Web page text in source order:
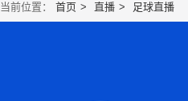
当前位置： 首页 直播 足球直播